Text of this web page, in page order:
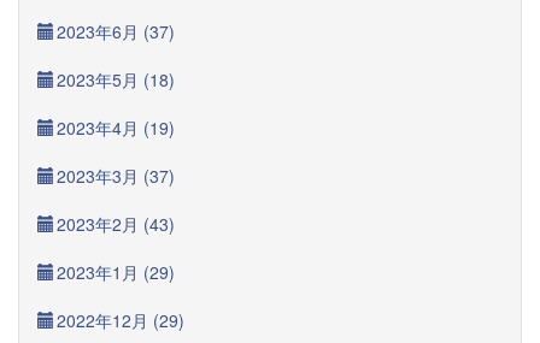
2023年6月 (37)
2023年5月 (18)
2023年4月 (19)
2023年3月 (37)
2023年2月 (43)
2023年1月 (29)
2022年12月 (29)